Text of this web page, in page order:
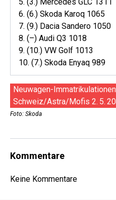
6. (6.) Skoda Karoq 1065
7. (9.) Dacia Sandero 1050
8. (–) Audi Q3 1018
9. (10.) VW Golf 1013
10. (7.) Skoda Enyaq 989
Neuwagen-
Schweiz/Astra/Mofis 2. 5.
Foto: Skoda
Kommentare
Keine Kommentare